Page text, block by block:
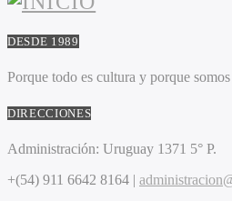
DESDE 1989
Porque todo es cultura y porque
DIRECCIONES
Administración: Uruguay 1371 5° P.
+(54) 911 6642 8164 |